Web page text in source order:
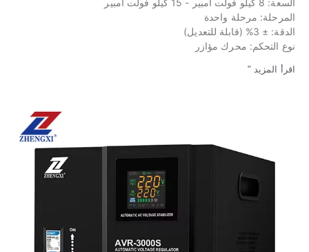
المرحلة: مرحلة واحدة
الدقة: ± 3% (قابلة للتعديل)
نوع التحكم: محرك مؤازر
اقرأ المزيد "